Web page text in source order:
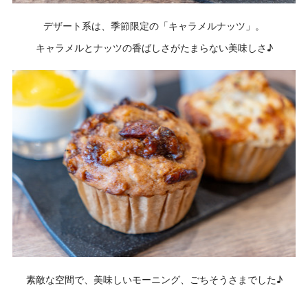
デザート系は、季節限定の「キャラメルナッツ」。
キャラメルとナッツの香ばしさがたまらない美味しさ♪
素敵な空間で、美味しいモーニング、ごちそうさまでした♪